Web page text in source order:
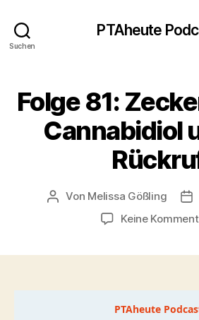
Suchen
PTAheute
Folge 81:
Cannabidiol
Beitragsautor
Von Melissa Gößling
Keine